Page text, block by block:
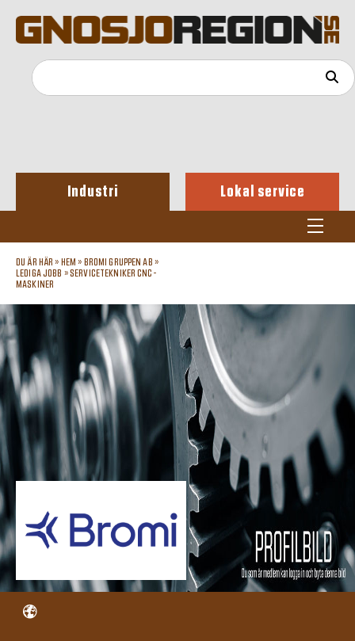
Industri Lokal service
DU ÄR HÄR » HEM » BROMI GRUPPEN AB »
LEDIGA JOBB »SERVICETEKNIKER CNC-
MASKINER